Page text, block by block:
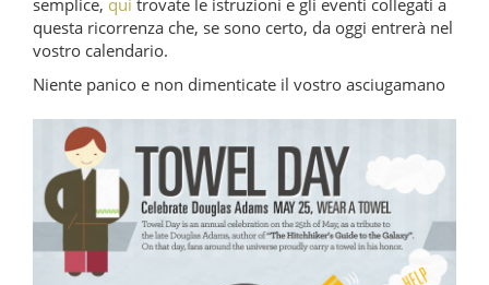
semplice, qui trovate le istruzioni e gli eventi collegati a
questa ricorrenza che, se sono certo, da oggi entrerà nel
vostro calendario.
Niente panico e non dimenticate il vostro asciugamano